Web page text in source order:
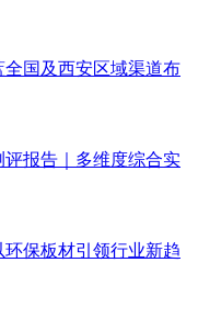
国及西安区域渠道布
评报告｜多维度综合实
保板材引领行业新趋